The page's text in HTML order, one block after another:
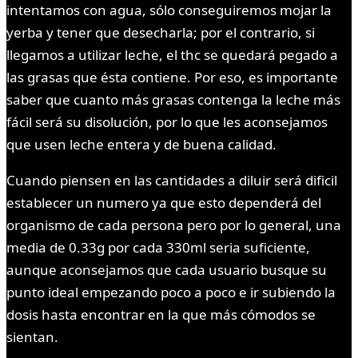
intentamos con agua, sólo conseguiremos mojar la
yerba y tener que desecharla; por el contrario, si
llegamos a utilizar leche, el thc se quedará pegado a
las grasas que ésta contiene. Por eso, es importante
saber que cuanto más grasas contenga la leche más
fácil será su disolución, por lo que les aconsejamos
que usen leche entera y de buena calidad.
Cuando piensen en las cantidades a diluir será dificil
establecer un numero ya que esto dependerá del
organismo de cada persona pero por lo general, una
media de 0.33g por cada 330ml seria suficiente,
aunque aconsejamos que cada usuario busque su
punto ideal empezando poco a poco e ir subiendo la
dosis hasta encontrar en la que más cómodos se
sientan.